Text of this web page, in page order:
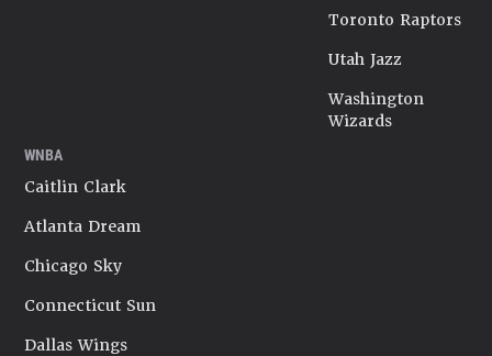
Toronto Raptors
Utah Jazz
Washington
Wizards
WNBA
Caitlin Clark
Atlanta Dream
Chicago Sky
Connecticut Sun
Dallas Wings